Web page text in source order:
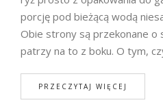
porcję pod bieżącą wodą
Obie strony są przekonane o
patrzy na to z boku. O tym,
PRZECZYTAJ WIĘCEJ